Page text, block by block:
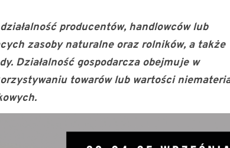
producentów, handlowców lub
zasoby naturalne oraz rolników, a także
Działalność gospodarcza obejmuje w
towarów lub wartości